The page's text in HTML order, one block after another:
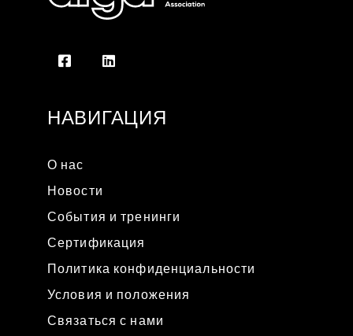
НАВИГАЦИЯ
О нас
Новости
События и тренинги
Сертификация
Политика конфиденциальности
Условия и положения
Связаться с нами